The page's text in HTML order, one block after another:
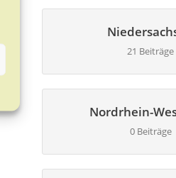
21 Beiträge
Nordrhein-
0 Beiträge